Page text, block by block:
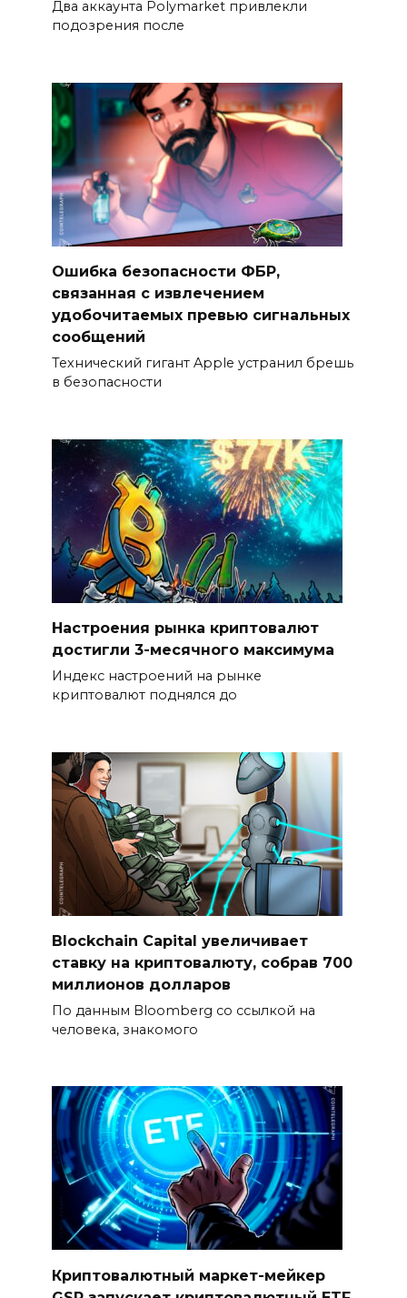
Два аккаунта Polymarket привлекли
подозрения после
Ошибка безопасности ФБР,
связанная с извлечением
удобочитаемых превью сигнальных
сообщений
Технический гигант Apple устранил брешь
в безопасности
Настроения рынка криптовалют
достигли 3-месячного максимума
Индекс настроений на рынке
криптовалют поднялся до
Blockchain Capital увеличивает
ставку на криптовалюту, собрав 700
миллионов долларов
По данным Bloomberg со ссылкой на
человека, знакомого
Криптовалютный маркет-мейкер